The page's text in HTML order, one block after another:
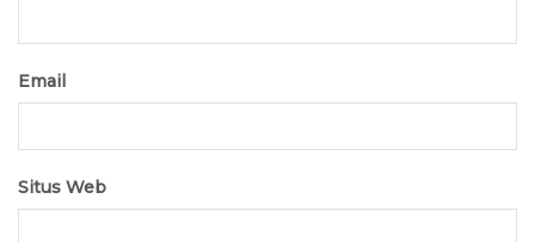
Email
Situs Web